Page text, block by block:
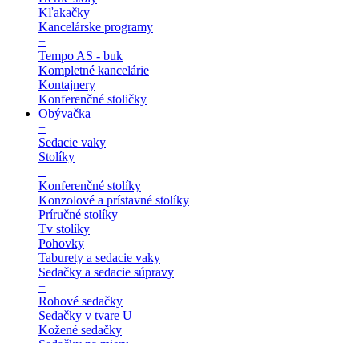
Kľakačky
Kancelárske programy
+
Tempo AS - buk
Kompletné kancelárie
Kontajnery
Konferenčné stoličky
Obývačka
+
Sedacie vaky
Stolíky
+
Konferenčné stolíky
Konzolové a prístavné stolíky
Príručné stolíky
Tv stolíky
Pohovky
Taburety a sedacie vaky
Sedačky a sedacie súpravy
+
Rohové sedačky
Sedačky v tvare U
Kožené sedačky